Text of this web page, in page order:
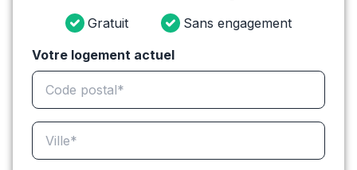
Gratuit
Sans engagement
Votre logement actuel